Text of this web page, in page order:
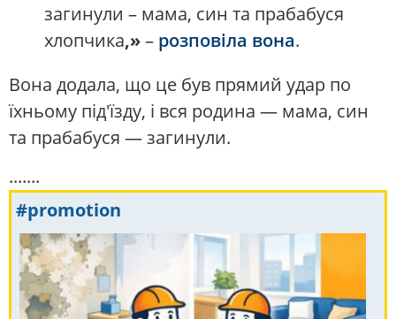
загинули – мама, син та прабабуся
хлопчика,»– розповіла вона.
Вона додала, що це був прямий удар по
їхньому під'їзду, і вся родина — мама, син
та прабабуся — загинули.
.......
#promotion